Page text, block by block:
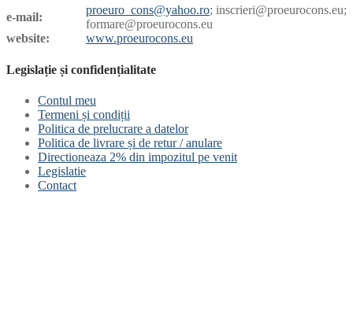
e-mail:
proeuro_cons@yahoo.ro; inscrieri@proeurocons.eu;
formare@proeurocons.eu
website:
www.proeurocons.eu
Legislație și confidențialitate
Contul meu
Termeni și condiții
Politica de prelucrare a datelor
Politica de livrare și de retur / anulare
Directioneaza 2% din impozitul pe venit
Legislatie
Contact